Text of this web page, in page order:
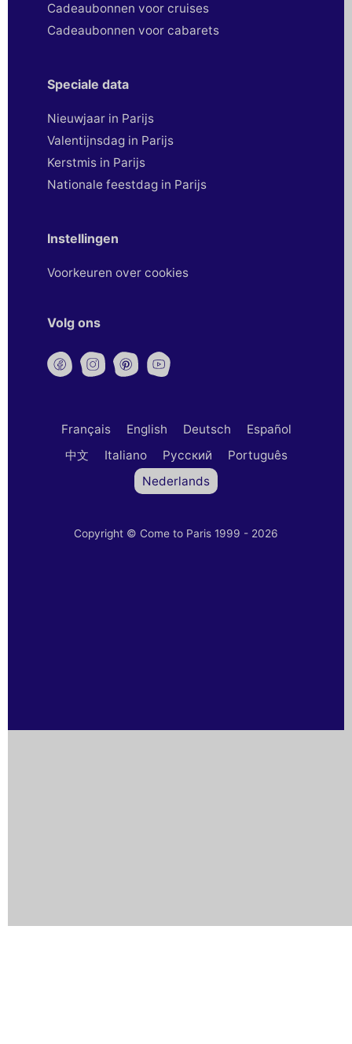
Cadeaubonnen voor cruises
Cadeaubonnen voor cabarets
Speciale data
Nieuwjaar in Parijs
Valentijnsdag in Parijs
Kerstmis in Parijs
Nationale feestdag in Parijs
Instellingen
Voorkeuren over cookies
Volg ons
Français English Deutsch
Español
中文
Italiano Русский
Português
Nederlands
Copyright © Come to Paris 1999 - 2026